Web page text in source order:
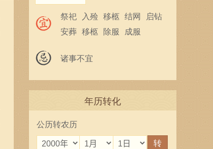
祭祀 入殓 移柩 结网 启钻
安葬 移柩 除服 成服
诸事不宜
年历转化
公历转农历
转